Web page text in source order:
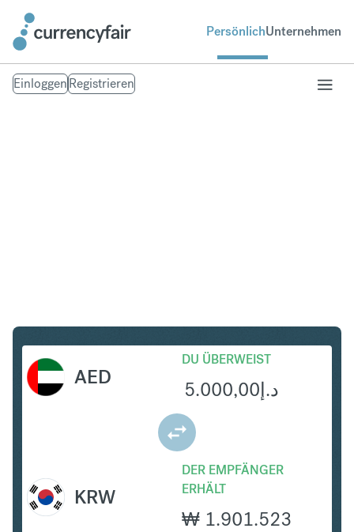
PersönlichUnternehmen
EinloggenRegistrieren
AED
DU ÜBERWEIST
د.إ5.000,00
DER EMPFÄNGER
ERHÄLT
₩ 1.901.523
KRW